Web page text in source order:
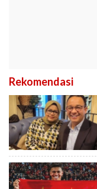
Rekomendasi